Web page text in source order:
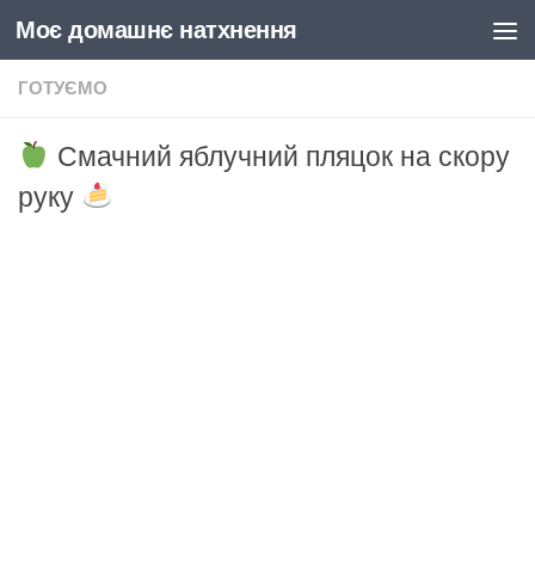
Skip to content
Моє домашнє натхнення
ГОТУЄМО
Смачний яблучний пляцок на скору
руку